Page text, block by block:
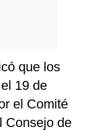
que los
19 de
el Comité
Consejo de